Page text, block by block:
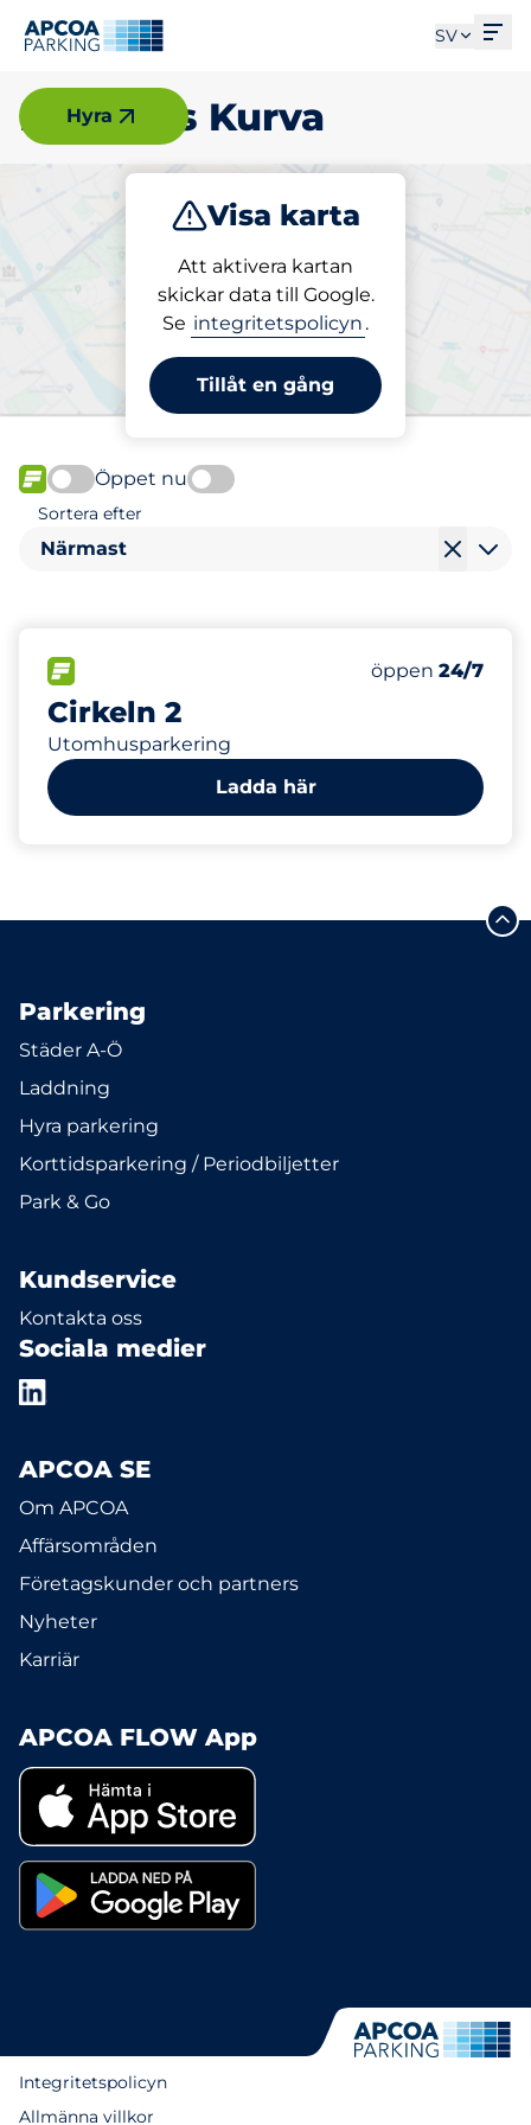
SV
Kungens Kurva
Visa karta
Att aktivera kartan
skickar data till Google.
Se integritetspolicyn .
Tillåt en gång
Hyra
Parkera Ladda
Välj din laddplats i Kungens
FLÖDE
Öppet nu
Sortera efter
Närmast
Cirkeln 2
Utomhusparkering
Antal
Totalt antal
Electric Car
Måndag
öppen 24/7
Ladda här
Parkering
Städer A-Ö
Laddning
Hyra parkering
Korttidsparkering / Periodbiljetter
Park & Go
Kundservice
Kontakta oss
Sociala medier
APCOA SE
Om APCOA
Affärsområden
Företagskunder och partners
Nyheter
Karriär
APCOA FLOW App
Integritetspolicyn
Allmänna villkor